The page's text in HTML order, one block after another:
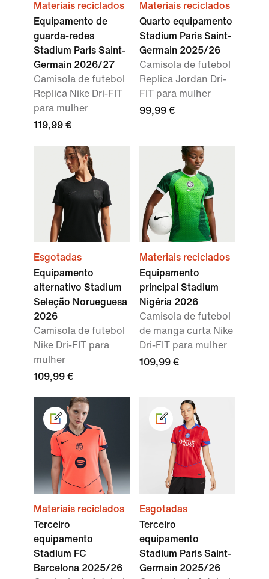
Materiais reciclados
Equipamento de
guarda-redes
Stadium Paris Saint-
Germain 2026/27
Camisola de futebol
Replica Nike Dri-FIT
para mulher
119,99 €
Materiais reciclados
Quarto equipamento
Stadium Paris Saint-
Germain 2025/26
Camisola de futebol
Replica Jordan Dri-
FIT para mulher
99,99 €
Esgotadas
Equipamento
alternativo Stadium
Seleção Norueguesa
2026
Camisola de futebol
Nike Dri-FIT para
mulher
109,99 €
Materiais reciclados
Equipamento
principal Stadium
Nigéria 2026
Camisola de futebol
de manga curta Nike
Dri-FIT para mulher
109,99 €
Materiais reciclados
Terceiro
equipamento
Stadium FC
Barcelona 2025/26
Esgotadas
Terceiro
equipamento
Stadium Paris Saint-
Germain 2025/26